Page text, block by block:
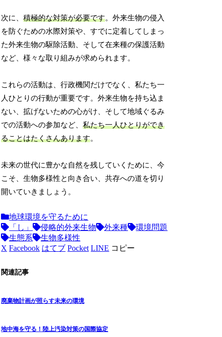
次に、積極的な対策が必要です。外来生物の侵入
を防ぐための水際対策や、すでに定着してしまっ
た外来生物の駆除活動、そして在来種の保護活動
など、様々な取り組みが求められます。
これらの活動は、行政機関だけでなく、私たち一
人ひとりの行動が重要です。外来生物を持ち込ま
ない、拡げないための心がけ、そして地域ぐるみ
での活動への参加など、私たち一人ひとりができ
ることはたくさんあります。
未来の世代に豊かな自然を残していくために、今
こそ、生物多様性と向き合い、共存への道を切り
開いていきましょう。
地球環境を守るために
「し」
侵略的外来生物 外来種
環境問題
生態系
生物多様性
X Facebook はてブ Pocket LINE コピー
関連記事
廃棄物計画が照らす未来の環境
地中海を守る！陸上汚染対策の国際協定